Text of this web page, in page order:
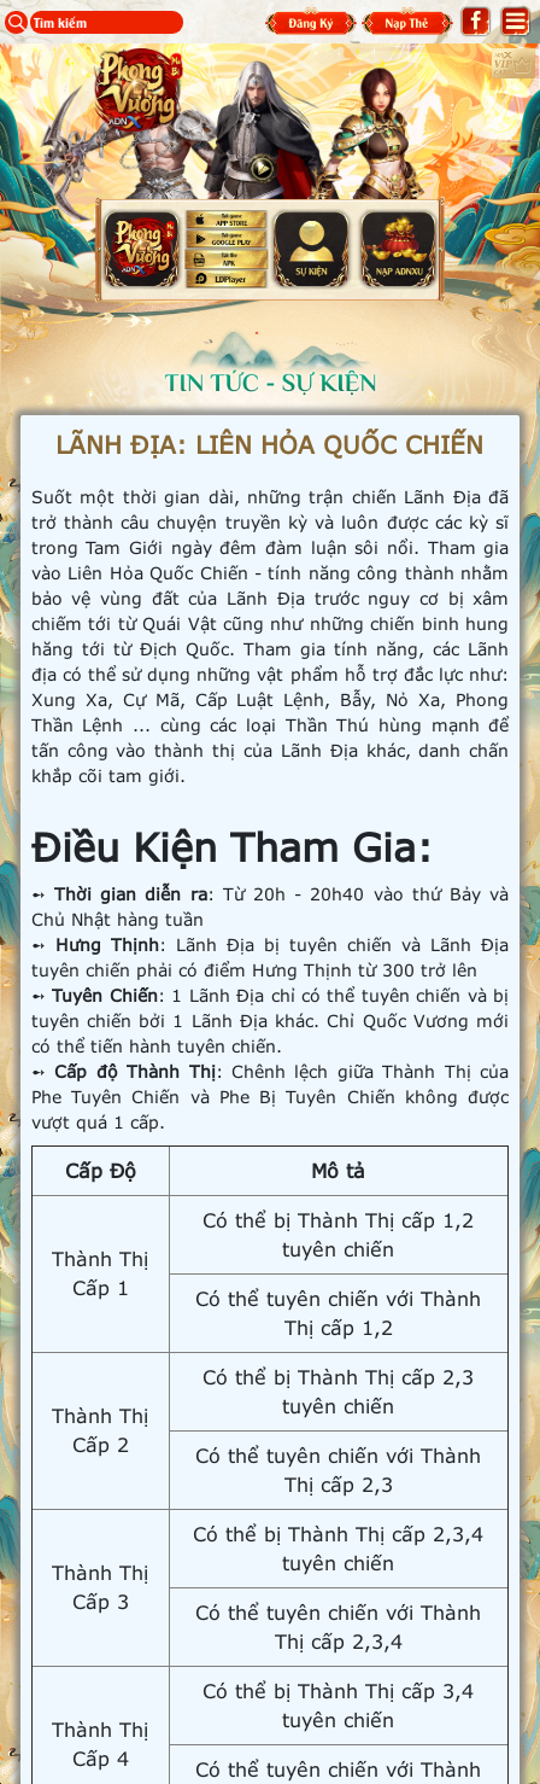
LÃNH ĐỊA: LIÊN HỎA QUỐC CHIẾN
Suốt một thời gian dài, những trận chiến Lãnh Địa đã
trở thành câu chuyện truyền kỳ và luôn được các kỳ sĩ
trong Tam Giới ngày đêm đàm luận sôi nổi. Tham gia
vào Liên Hỏa Quốc Chiến - tính năng công thành nhằm
bảo vệ vùng đất của Lãnh Địa trước nguy cơ bị xâm
chiếm tới từ Quái Vật cũng như những chiến binh hung
hăng tới từ Địch Quốc. Tham gia tính năng, các Lãnh
địa có thể sử dụng những vật phẩm hỗ trợ đắc lực như:
Xung Xa, Cự Mã, Cấp Luật Lệnh, Bẫy, Nỏ Xa, Phong
Thần Lệnh ... cùng các loại Thần Thú hùng mạnh để
tấn công vào thành thị của Lãnh Địa khác, danh chấn
khắp cõi tam giới.
Điều Kiện Tham Gia:
➻ Thời gian diễn ra: Từ 20h - 20h40 vào thứ Bảy và
Chủ Nhật hàng tuần
➻ Hưng Thịnh: Lãnh Địa bị tuyên chiến và Lãnh Địa
tuyên chiến phải có điểm Hưng Thịnh từ 300 trở lên
➻Tuyên Chiến: 1 Lãnh Địa chỉ có thể tuyên chiến và bị
tuyên chiến bởi 1 Lãnh Địa khác. Chỉ Quốc Vương mới
có thể tiến hành tuyên chiến.
➻Cấp độ Thành Thị: Chênh lệch giữa Thành Thị của
Phe Tuyên Chiến và Phe Bị Tuyên Chiến không được
vượt quá 1 cấp.
Cấp Độ Mô tả
Thành Thị
Cấp 1
Có thể bị Thành Thị cấp 1,2
tuyên chiến
Có thể tuyên chiến với Thành
Thị cấp 1,2
Thành Thị
Cấp 2
Có thể bị Thành Thị cấp 2,3
tuyên chiến
Có thể tuyên chiến với Thành
Thị cấp 2,3
Thành Thị
Cấp 3
Có thể bị Thành Thị cấp 2,3,4
tuyên chiến
Có thể tuyên chiến với Thành
Thị cấp 2,3,4
Thành Thị
Cấp 4
Có thể bị Thành Thị cấp 3,4
tuyên chiến
Có thể tuyên chiến với Thành